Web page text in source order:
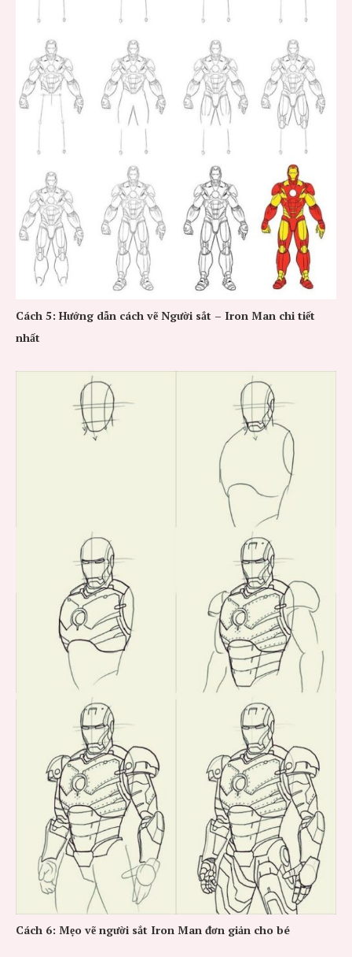
Cách 5: Hướng dẫn cách vẽ Người sắt – Iron Man chi tiết
nhất
Cách 6: Mẹo vẽ người sắt Iron Man đơn giản cho bé